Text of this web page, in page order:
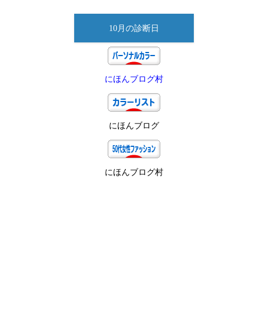
10月の診断日
にほんブログ村
にほんブログ
にほんブログ村